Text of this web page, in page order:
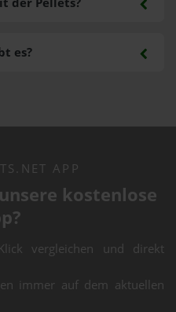
es?
APP
kostenlose
vergleichen und direkt
immer auf dem aktuellen